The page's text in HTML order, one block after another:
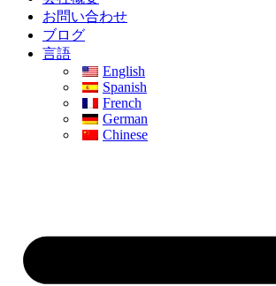
お問い合わせ
ブログ
言語
English
Spanish
French
German
Chinese